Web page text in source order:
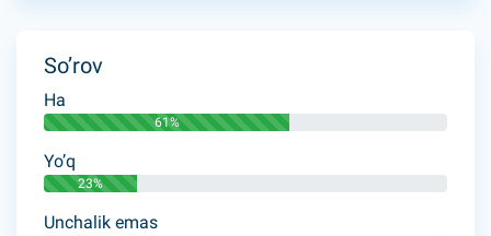
So’rov
Ha
61%
Yo’q
23%
Unchalik emas